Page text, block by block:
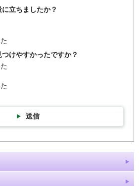
立ちましたか？
けやすかったですか？
送信